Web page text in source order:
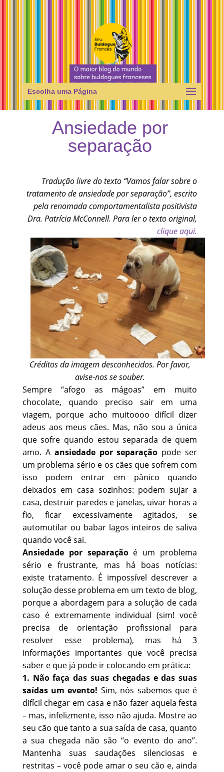
Escolha uma Página
Ansiedade por
separação
Tradução livre do texto “Vamos falar sobre o
tratamento de ansiedade por separação”, escrito
pela renomada comportamentalista positivista
Dra. Patrícia McConnell. Para ler o texto original,
clique aqui.
Créditos da imagem desconhecidos. Por favor,
avise-nos se souber.
Sempre “afogo as mágoas” em muito
chocolate, quando preciso sair em uma
viagem, porque acho muitoooo difícil dizer
adeus aos meus cães. Mas, não sou a única
que sofre quando estou separada de quem
amo. A ansiedade por separação pode ser
um problema sério e os cães que sofrem com
isso podem entrar em pânico quando
deixados em casa sozinhos: podem sujar a
casa, destruir paredes e janelas, uivar horas a
fio, ficar excessivamente agitados, se
automutilar ou babar lagos inteiros de saliva
quando você sai.
Ansiedade por separaçãoé um problema
sério e frustrante, mas há boas notícias:
existe tratamento. É impossível descrever a
solução desse problema em um texto de blog,
porque a abordagem para a solução de cada
caso é extremamente individual (sim! você
precisa de orientação profissional para
resolver esse problema), mas há 3
informações importantes que você precisa
saber e que já pode ir colocando em prática:
1. Não faça das suas chegadas e das suas
saídas um evento! Sim, nós sabemos que é
difícil chegar em casa e não fazer aquela festa
– mas, infelizmente, isso não ajuda. Mostre ao
seu cão que tanto a sua saída de casa, quanto
a sua chegada não são “o evento do ano”.
Mantenha suas saudações silenciosas e
restritas – você pode amar o seu cão e, ainda